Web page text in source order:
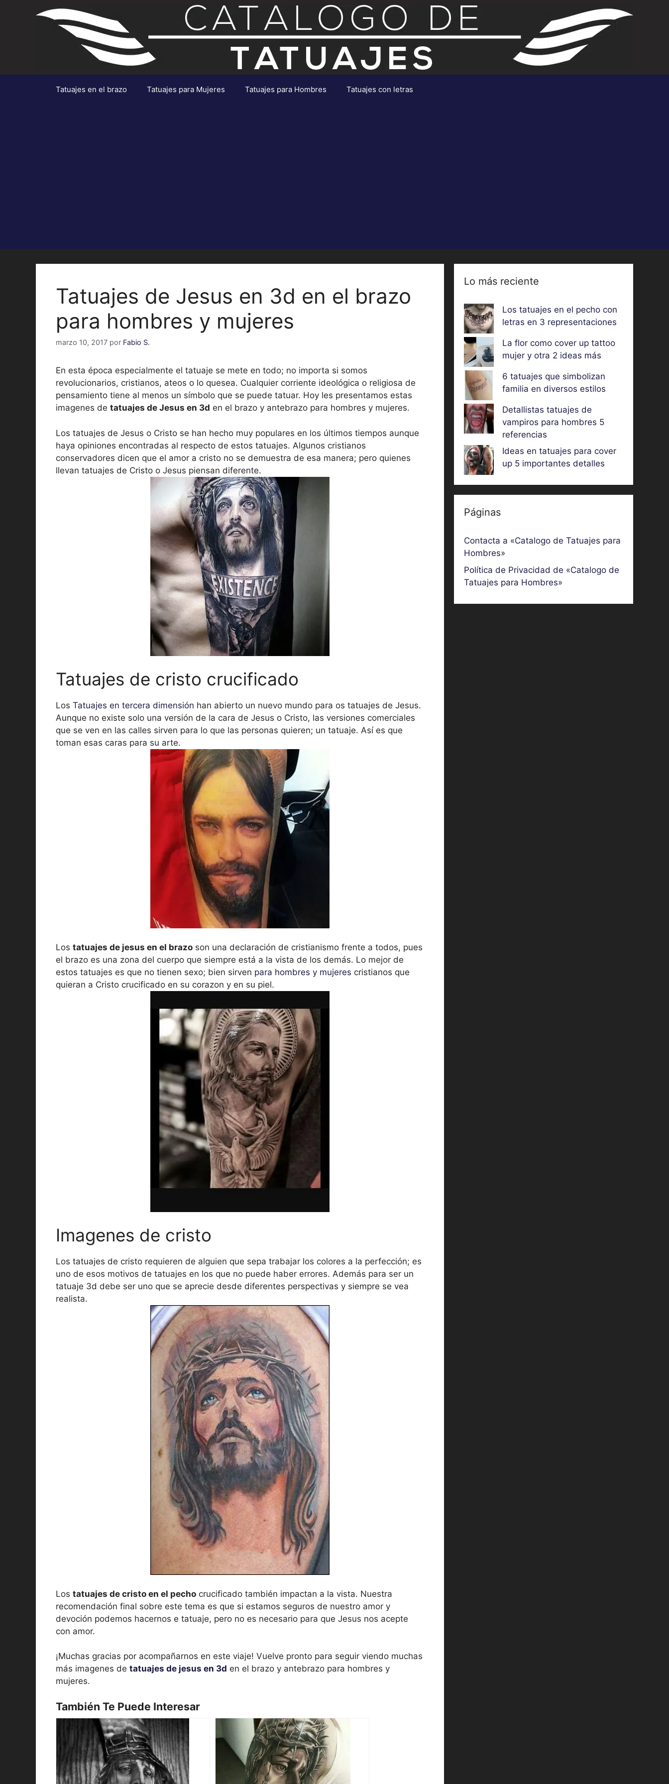
Tatuajes en el brazo Tatuajes para Mujeres Tatuajes para Hombres Tatuajes con letras
Tatuajes de Jesus en 3d en el brazo
para hombres y mujeres
marzo 10, 2017 por Fabio S.
En esta época especialmente el tatuaje se mete en todo; no importa si somos
revolucionarios, cristianos, ateos o lo quesea. Cualquier corriente ideológica o religiosa de
pensamiento tiene al menos un símbolo que se puede tatuar. Hoy les presentamos estas
imagenes de tatuajes de Jesus en 3d en el brazo y antebrazo para hombres y mujeres.
Los tatuajes de Jesus o Cristo se han hecho muy populares en los últimos tiempos aunque
haya opiniones encontradas al respecto de estos tatuajes. Algunos cristianos
conservadores dicen que el amor a cristo no se demuestra de esa manera; pero quienes
llevan tatuajes de Cristo o Jesus piensan diferente.
Tatuajes de cristo crucificado
Los Tatuajes en tercera dimensión han abierto un nuevo mundo para os tatuajes de Jesus.
Aunque no existe solo una versión de la cara de Jesus o Cristo, las versiones comerciales
que se ven en las calles sirven para lo que las personas quieren; un tatuaje. Así es que
toman esas caras para su arte.
Los tatuajes de jesus en el brazo son una declaración de cristianismo frente a todos, pues
el brazo es una zona del cuerpo que siempre está a la vista de los demás. Lo mejor de
estos tatuajes es que no tienen sexo; bien sirven para hombres y mujeres cristianos que
quieran a Cristo crucificado en su corazon y en su piel.
Imagenes de cristo
Los tatuajes de cristo requieren de alguien que sepa trabajar los colores a la perfección; es
uno de esos motivos de tatuajes en los que no puede haber errores. Además para ser un
tatuaje 3d debe ser uno que se aprecie desde diferentes perspectivas y siempre se vea
realista.
Los tatuajes de cristo en el pecho crucificado también impactan a la vista. Nuestra
recomendación final sobre este tema es que si estamos seguros de nuestro amor y
devoción podemos hacernos e tatuaje, pero no es necesario para que Jesus nos acepte
con amor.
¡Muchas gracias por acompañarnos en este viaje! Vuelve pronto para seguir viendo muchas
más imagenes de tatuajes de jesus en 3d en el brazo y antebrazo para hombres y
mujeres.
También Te Puede Interesar
Lo más reciente
Los tatuajes en el pecho con
letras en 3 representaciones
La flor como cover up tattoo
mujer y otra 2 ideas más
6 tatuajes que simbolizan
familia en diversos estilos
Detallistas tatuajes de
vampiros para hombres 5
referencias
Ideas en tatuajes para cover
up 5 importantes detalles
Páginas
Contacta a «Catalogo de Tatuajes para
Hombres»
Política de Privacidad de «Catalogo de
Tatuajes para Hombres»